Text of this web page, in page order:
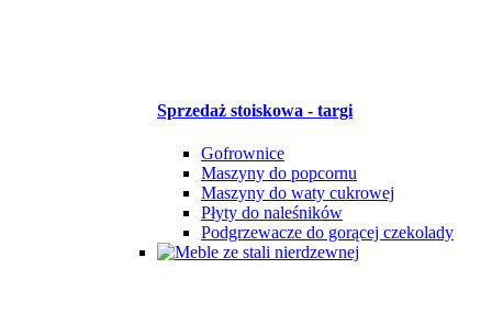
Sprzedaż stoiskowa - targi
Gofrownice
Maszyny do popcornu
Maszyny do waty cukrowej
Płyty do naleśników
Podgrzewacze do gorącej czekolady